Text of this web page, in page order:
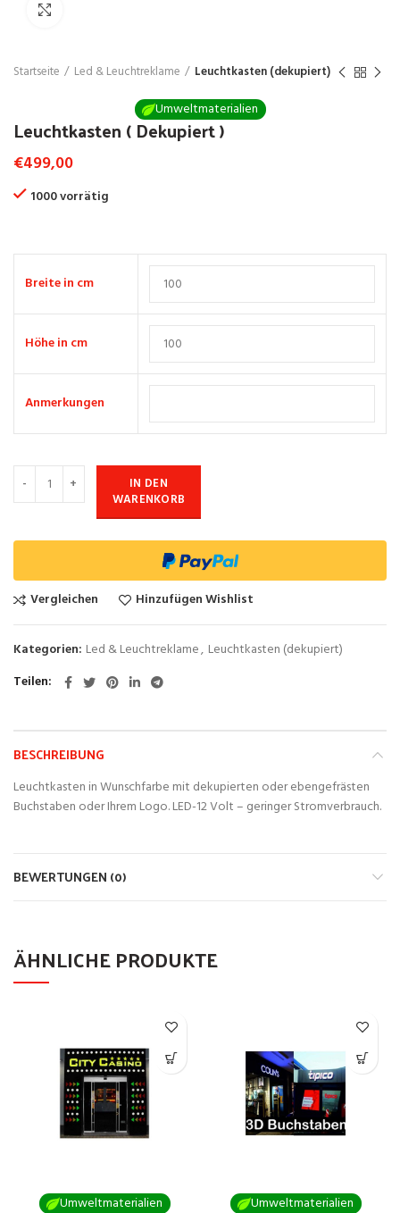
Startseite Led & Leuchtreklame Leuchtkasten (dekupiert)
Umweltmaterialien
Leuchtkasten ( Dekupiert )
€499,00
1000 vorrätig
Breite in cm
Höhe in cm
Anmerkungen
IN DEN
WARENKORB
Vergleichen Hinzufügen Wishlist
Kategorien: Led & Leuchtreklame, Leuchtkasten (dekupiert)
Teilen
BESCHREIBUNG
Leuchtkasten in Wunschfarbe mit dekupierten oder ebengefrästen
Buchstaben oder Ihrem Logo. LED-12 Volt – geringer Stromverbrauch.
BEWERTUNGEN (0)
ÄHNLICHE PRODUKTE
Umweltmaterialien Umweltmaterialien